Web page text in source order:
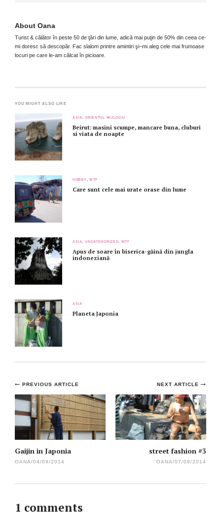
About Oana
Turist & călător în peste 50 de ţări din lume, adică mai puţin de 50% din ceea ce-
mi doresc să descopăr. Fac slalom printre amintiri şi–mi aleg cele mai frumoase
locuri pe care le-am călcat în picioare.
YOU MIGHT ALSO LIKE
ASIA ,ORIENTUL MIJLOCIU
Beirut: masini scumpe, mancare buna, cluburi
si viata de noapte
HOBBY WTF
Care sunt cele mai urate orase din lume
ASIA ,UNCATEGORIZED WTF
Apus de soare în biserica-găină din jungla
indoneziană
ASIA
Planeta Japonia
Post
navigation
NEXT ARTICLE
street fashion #3
OANA/07/09/2014
PREVIOUS ARTICLE
Gaijin in Japonia
OANA/04/09/2014
1 comments